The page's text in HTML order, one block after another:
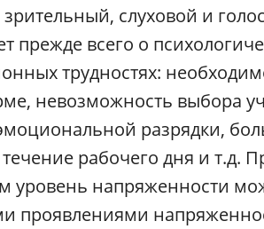
зрительный, слуховой и
прежде всего о
трудностях:
невозможность выбора
разрядки,
течение рабочего дня и т.д.
уровень напряженности
проявлениями